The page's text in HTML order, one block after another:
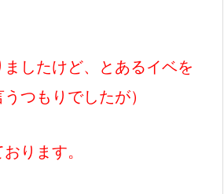
したけど、とあるイベを
つもりでしたが）
ります。